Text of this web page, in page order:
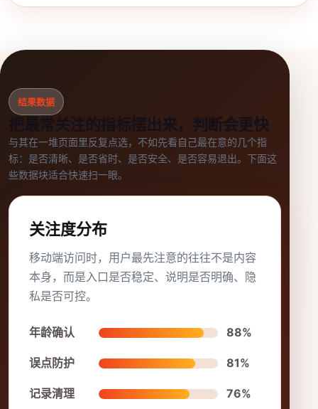
结果数据
把最常关注的指标摆出来，判断会更快
与其在一堆页面里反复点选，不如先看自己最在意的几个指
标：是否清晰、是否省时、是否安全、是否容易退出。下面这
些数据块适合快速扫一眼。
关注度分布
移动端访问时，用户最先注意的往往不是内容
本身，而是入口是否稳定、说明是否明确、隐
私是否可控。
年龄确认 88%
误点防护 81%
记录清理 76%